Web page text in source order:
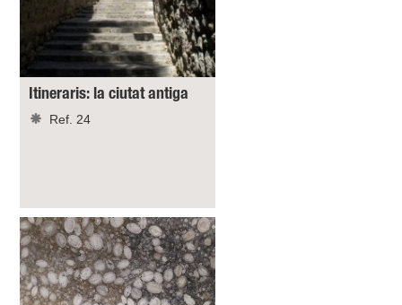
Itineraris: la ciutat antiga
Ref. 24